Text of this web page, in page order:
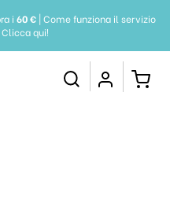
i 60 €| Come funziona il servizio
Clicca qui!